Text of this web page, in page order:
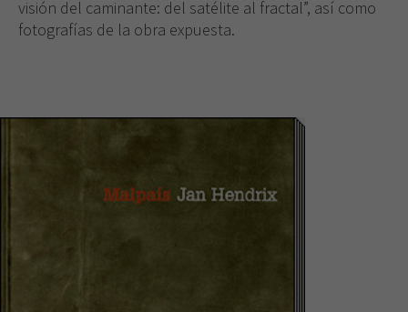
visión del caminante: del satélite al fractal”, así como
fotografías de la obra expuesta.